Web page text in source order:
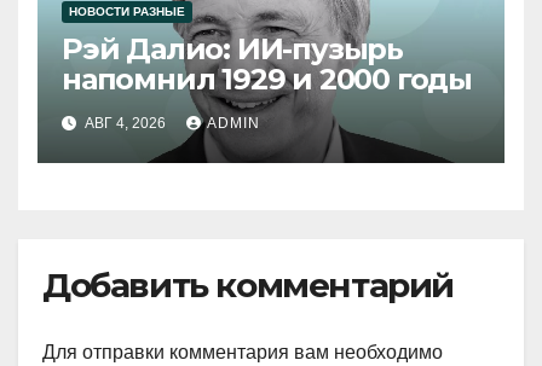
НОВОСТИ РАЗНЫЕ
Рэй Далио: ИИ-пузырь
напомнил 1929 и 2000 годы
АВГ 4, 2026 ADMIN
Добавить комментарий
Для отправки комментария вам необходимо